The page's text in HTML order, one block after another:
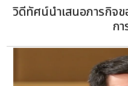
วิดีทัศน์นำเสนอภารกิจ
ก